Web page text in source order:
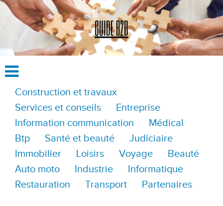
Construction et travaux
Services et conseils
Entreprise
Information communication
Médical
Btp
Santé et beauté
Judiciaire
Immobilier
Loisirs Voyage
Beauté
Auto moto
Industrie
Informatique
Restauration
Transport Partenaires